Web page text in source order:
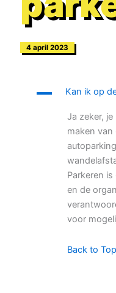
4 april 2023
A Kan ik op
Ja zeker,
maken
Parkeren
en de
voor
Back to Top